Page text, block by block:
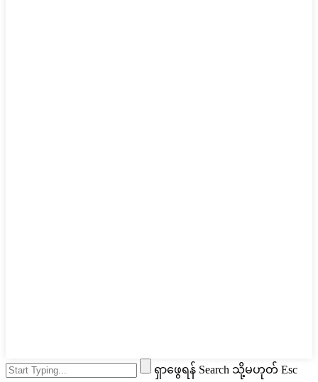
ရှာဖွေရန် Search သို့မဟုတ် Esc